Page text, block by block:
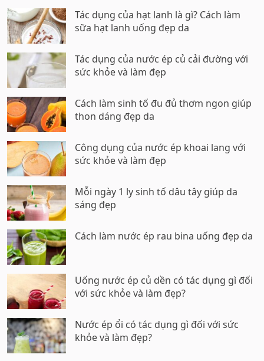
Tác dụng của hạt lanh là gì? Cách làm
sữa hạt lanh uống đẹp da
Tác dụng của nước ép củ cải đường với
sức khỏe và làm đẹp
Cách làm sinh tố đu đủ thơm ngon giúp
thon dáng đẹp da
Công dụng của nước ép khoai lang với
sức khỏe và làm đẹp
Mỗi ngày 1 ly sinh tố dâu tây giúp da
sáng đẹp
Cách làm nước ép rau bina uống đẹp da
Uống nước ép củ dền có tác dụng gì đối
với sức khỏe và làm đẹp?
Nước ép ổi có tác dụng gì đối với sức
khỏe và làm đẹp?